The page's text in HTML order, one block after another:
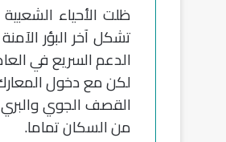
ظلت الأحياء
تشكل آخر البؤر
الدعم السريع في
لكن مع دخول
القصف الجوي والبري
من السكان تماما.